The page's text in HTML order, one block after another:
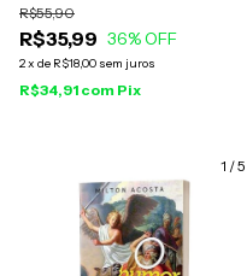
R$35,99
R$55,90
36% OFF
2x de R$18,00 sem juros
R$34,91 com Pix
1 /5